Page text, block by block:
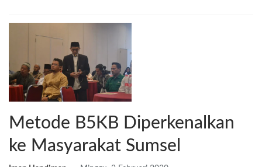
Metode B5KB Diperkenalkan
ke Masyarakat Sumsel